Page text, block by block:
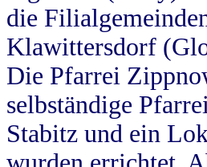
die
Klawittersdorf
Die Pfarrei
selbständige
Stabitz und ein